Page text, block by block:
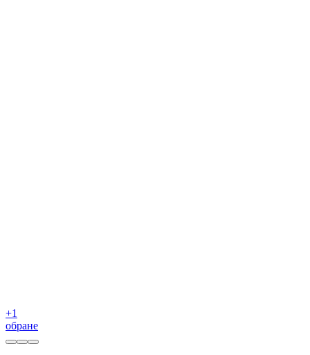
+1
обране